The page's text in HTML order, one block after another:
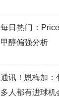
每日热门：
甲醇偏强分析
通讯！恩梅加：
多人都有进球机